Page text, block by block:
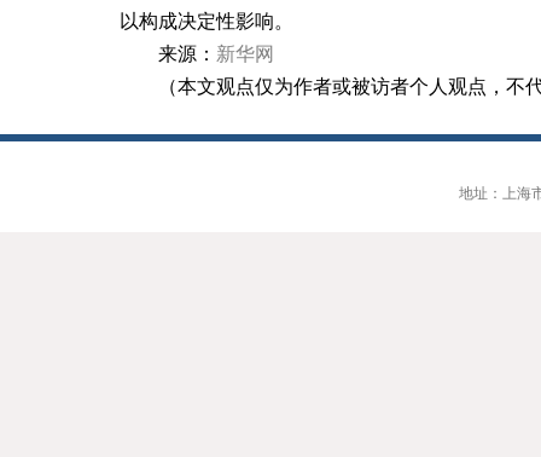
以构成决定性影响。
来源： 新华网
（本文观点仅为作者或被访者个人观点，不
地址：上海